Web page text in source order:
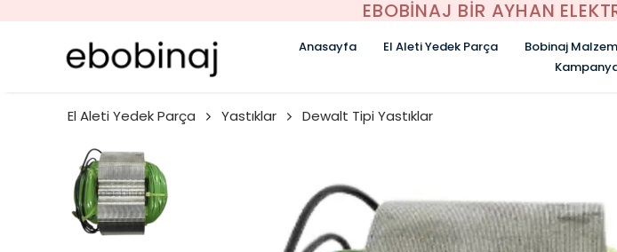
EBOBİNAJ BİR AYHAN
Anasayfa El Aleti Yedek Parça Bobinaj
El Aleti Yedek Parça Yastıklar Dewalt Tipi Yastıklar